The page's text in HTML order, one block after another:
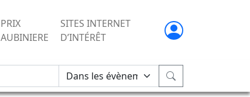
PRIX
AUBINIERE
SITES INTERNET
D’INTÉRÊT